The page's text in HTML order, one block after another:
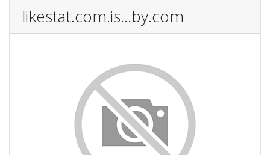
likestat.com.is...by.com